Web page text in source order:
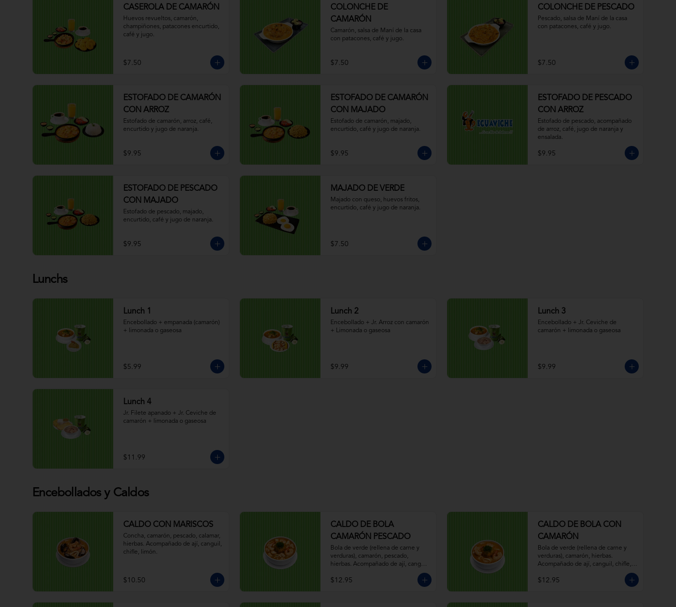
CASEROLA DE CAMARÓN
Huevos revueltos, camarón,
champiñones, patacones encurtido,
café y jugo.
$7.50
COLONCHE DE
CAMARÓN
Camarón, salsa de Maní de la casa
con patacones, café y jugo.
$7.50
COLONCHE DE PESCADO
Pescado, salsa de Maní de la casa
con patacones, café y jugo.
$7.50
ESTOFADO DE CAMARÓN
CON ARROZ
Estofado de camarón, arroz, café,
encurtido y jugo de naranja.
$9.95
ESTOFADO DE CAMARÓN
CON MAJADO
Estofado de camarón, majado,
encurtido, café y jugo de naranja.
$9.95
ESTOFADO DE PESCADO
CON ARROZ
Estofado de pescado, acompañado
de arroz, café, jugo de naranja y
ensalada.
$9.95
ESTOFADO DE PESCADO
CON MAJADO
Estofado de pescado, majado,
encurtido, café y jugo de naranja.
$9.95
MAJADO DE VERDE
Majado con queso, huevos fritos,
encurtido, café y jugo de naranja.
$7.50
Lunchs
Lunch 1
Encebollado + empanada (camarón)
+ limonada o gaseosa
$5.99
Lunch 2
Encebollado + Jr. Arroz con camarón
+ Limonada o gaseosa
$9.99
Lunch 3
Encebollado + Jr. Ceviche de
camarón + limonada o gaseosa
$9.99
Lunch 4
Jr. Filete apanado + Jr. Ceviche de
camarón + limonada o gaseosa
$11.99
Encebollados y Caldos
CALDO CON MARISCOS
Concha, camarón, pescado, calamar,
hierbas. Acompañado de ají, canguil,
chifle, limón.
$10.50
CALDO DE BOLA
CAMARÓN PESCADO
Bola de verde (rellena de carne y
verduras), camarón, pescado,
hierbas. Acompañado de ají, canguil,
$12.95
CALDO DE BOLA CON
CAMARÓN
Bola de verde (rellena de carne y
verduras), camarón, hierbas.
Acompañado de ají, canguil, chifle,
$12.95